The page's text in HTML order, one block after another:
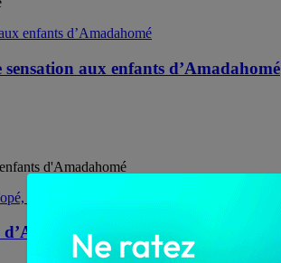
aux enfants d’Amadahomé
d'Amadahomé
kopé, grâce à Fodoh Laba